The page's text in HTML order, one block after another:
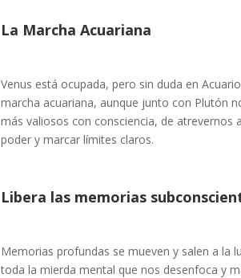
La Marcha Acuariana
Venus está ocupada, pero sin duda en
marcha acuariana, aunque junto con Plutón
más valiosos con consciencia, de
poder y marcar límites claros.
Libera las memorias
Memorias profundas se mueven y salen a la
toda la mierda mental que nos desenfoca y